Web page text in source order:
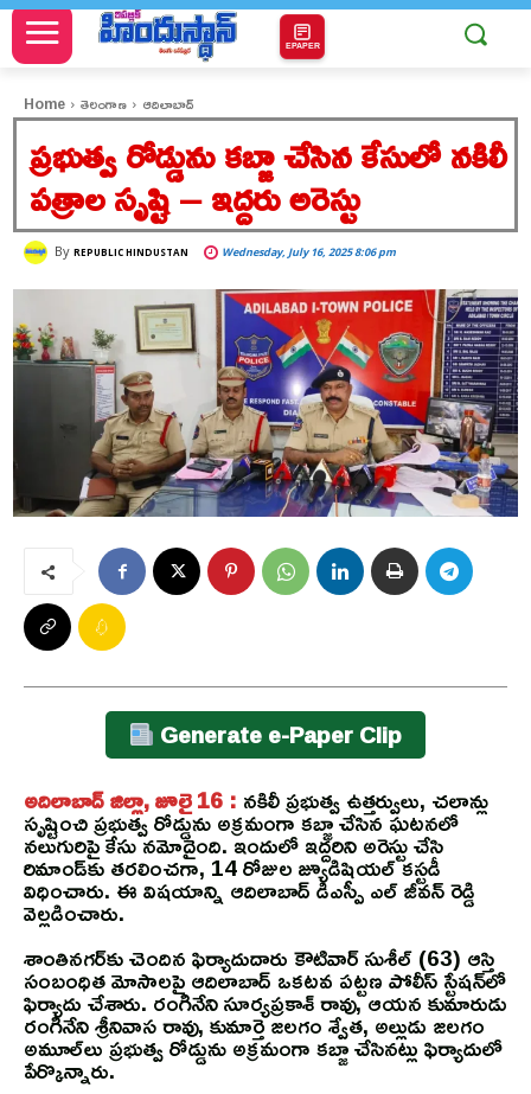
EPAPER
Home తెలంగాణ ఆదిలాబాద్
ప్రభుత్వ రోడ్డును కబ్జా చేసిన కేసులో నకిలీ
పత్రాల సృష్టి – ఇద్దరు అరెస్టు
By REPUBLIC HINDUSTAN Wednesday, July 16, 2025 8:06 pm
Generate e-Paper Clip
అదిలాబాద్ జిల్లా, జూలై 16 :నకిలీ ప్రభుత్వ ఉత్తర్వులు, చలాన్లు
సృష్టించి ప్రభుత్వ రోడ్డును అక్రమంగా కబ్జా చేసిన ఘటనలో
నలుగురిపై కేసు నమోదైంది. ఇందులో ఇద్దరిని అరెస్టు చేసి
రిమాండ్‌కు తరలించగా, 14 రోజుల జ్యూడిషియల్ కస్టడీ
విధించారు. ఈ విషయాన్ని ఆదిలాబాద్ డిఎస్పీ ఎల్ జీవన్ రెడ్డి
వెల్లడించారు.
శాంతినగర్‌కు చెందిన ఫిర్యాదుదారు కౌటివార్ సుశీల్ (63) ఆస్తి
సంబంధిత మోసాలపై ఆదిలాబాద్ ఒకటవ పట్టణ పోలీస్ స్టేషన్‌లో
ఫిర్యాదు చేశారు. రంగినేని సూర్యప్రకాశ్ రావు, ఆయన కుమారుడు
రంగినేని శ్రీనివాస రావు, కుమార్తె జలగం శ్వేత, అల్లుడు జలగం
అమూల్‌లు ప్రభుత్వ రోడ్డును అక్రమంగా కబ్జా చేసినట్లు ఫిర్యాదులో
పేర్కొన్నారు.